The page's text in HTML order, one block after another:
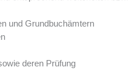
und Grundbuchämtern
deren Prüfung